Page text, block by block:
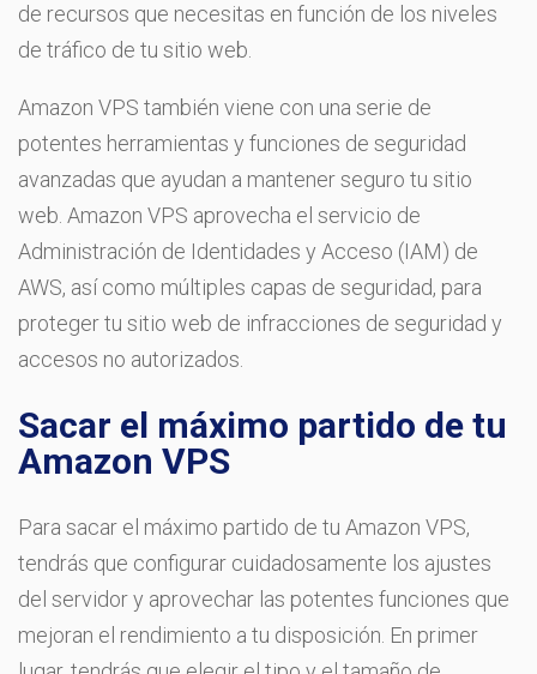
de recursos que necesitas en función de los niveles
de tráfico de tu sitio web.
Amazon VPS también viene con una serie de
potentes herramientas y funciones de seguridad
avanzadas que ayudan a mantener seguro tu sitio
web. Amazon VPS aprovecha el servicio de
Administración de Identidades y Acceso (IAM) de
AWS, así como múltiples capas de seguridad, para
proteger tu sitio web de infracciones de seguridad y
accesos no autorizados.
Sacar el máximo partido de tu
Amazon VPS
Para sacar el máximo partido de tu Amazon VPS,
tendrás que configurar cuidadosamente los ajustes
del servidor y aprovechar las potentes funciones que
mejoran el rendimiento a tu disposición. En primer